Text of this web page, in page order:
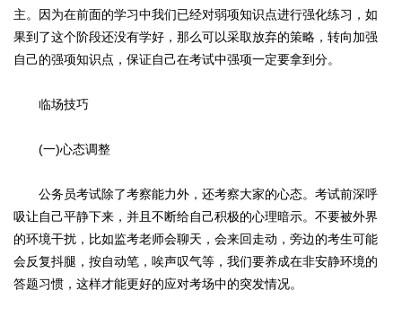
主。因为在前面的学习中我们已经对弱项知识点进行强化练习，如
果到了这个阶段还没有学好，那么可以采取放弃的策略，转向加强
自己的强项知识点，保证自己在考试中强项一定要拿到分。
临场技巧
(一)心态调整
公务员考试除了考察能力外，还考察大家的心态。考试前深呼
吸让自己平静下来，并且不断给自己积极的心理暗示。不要被外界
的环境干扰，比如监考老师会聊天，会来回走动，旁边的考生可能
会反复抖腿，按自动笔，唉声叹气等，我们要养成在非安静环境的
答题习惯，这样才能更好的应对考场中的突发情况。